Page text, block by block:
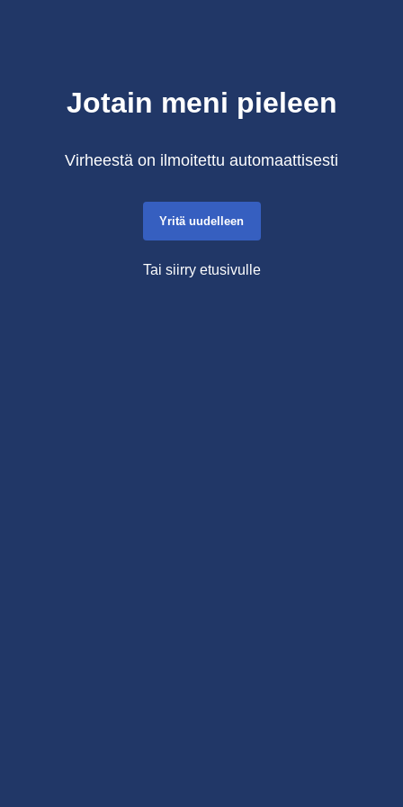
Jotain meni pieleen
Virheestä on ilmoitettu automaattisesti
Yritä uudelleen
Tai siirry etusivulle